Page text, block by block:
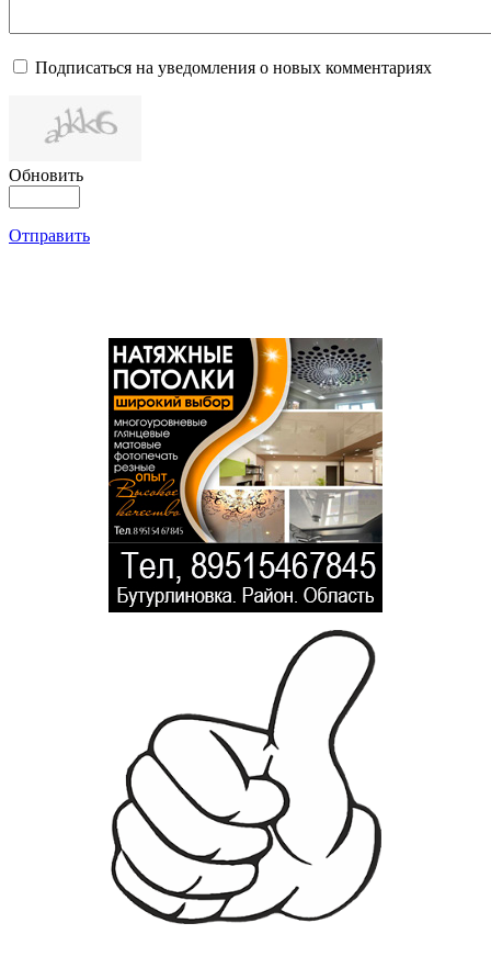
Подписаться на уведомления о новых комментариях
Обновить
Отправить